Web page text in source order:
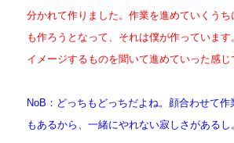
分かれて作りました。作業を進めていくうち
も作ろうとなって、それは僕が作っていま
イメージするものを聞いて進めていった感じ
NoB：どっちもどっちだよね。顔合わせて作
もあるから、一緒にやれない寂しさがあるし